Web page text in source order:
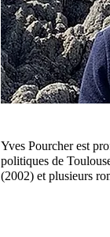
Yves Pourcher est
politiques de
(2002) et plusieurs